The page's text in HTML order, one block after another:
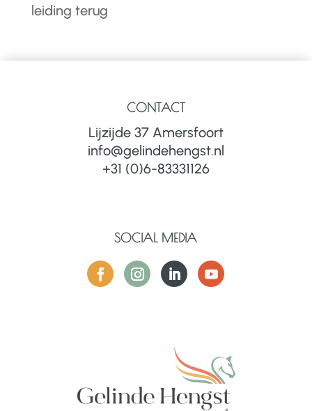
leiding terug
CONTACT
Lijzijde 37 Amersfoort
info@gelindehengst.nl
+31 (0)6-83331126
SOCIAL MEDIA